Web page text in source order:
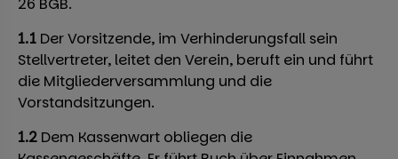
1.1 Der Vorsitzende, im Verhinderungsfall sein
Stellvertreter, leitet den Verein, beruft ein und führt
die Mitgliederversammlung und die
Vorstandsitzungen.
1.2 Dem Kassenwart obliegen die